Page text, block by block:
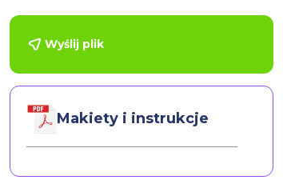
Srebrny 85x200 cm
Baner reklamowy z
montażowym
Wyślij plik
Makiety i instrukcje